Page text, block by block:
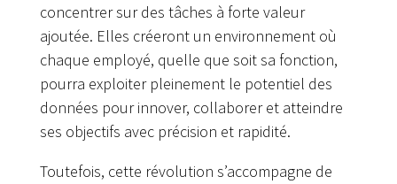
concentrer sur des tâches à forte valeur
ajoutée. Elles créeront un environnement où
chaque employé, quelle que soit sa fonction,
pourra exploiter pleinement le potentiel des
données pour innover, collaborer et atteindre
ses objectifs avec précision et rapidité.
Toutefois, cette révolution s’accompagne de